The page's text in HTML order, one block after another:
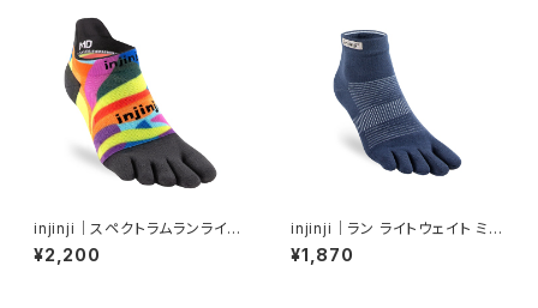
injinji｜スペクトラムランライト
ウェイトノーショウ（バージャー）
¥2,200
injinji｜ラン ライトウェイト ミニ
クルー（ネイビー）
¥1,870